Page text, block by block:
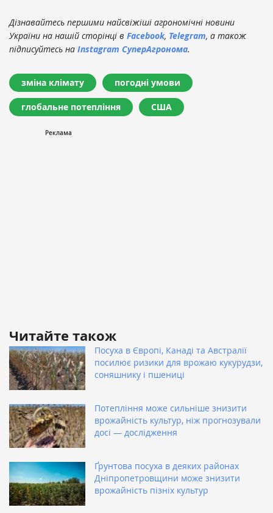
Дізнавайтесь першими найсвіжіші агрономічні новини
України на нашій сторінці в Facebook, Telegram, а також
підписуйтесь на Instagram СуперАгронома.
зміна клімату погодні умови
глобальне потепління США
Читайте також
Посуха в Європі, Канаді та Австралії
посилює ризики для врожаю кукурудзи,
соняшнику і пшениці
Потепління може сильніше знизити
врожайність культур, ніж прогнозували
досі — дослідження
Ґрунтова посуха в деяких районах
Дніпропетровщини може знизити
врожайність пізніх культур